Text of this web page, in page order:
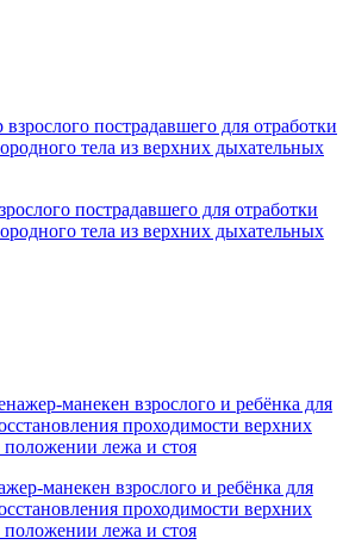
пострадавшего для отработки
тела из верхних дыхательных
манекен взрослого и ребёнка для
проходимости верхних
лежа и стоя